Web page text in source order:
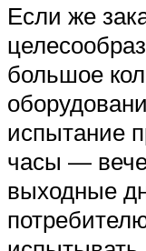
Если же
большое
испытание
часы —
выходные